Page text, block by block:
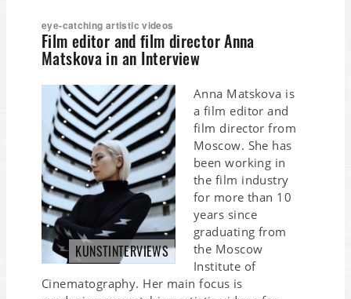
eye-catching artistic videos
Film editor and film director Anna
Matskova in an Interview
KUNSTINTERVIEWS
Anna Matskova is
a film editor and
film director from
Moscow. She has
been working in
the film industry
for more than 10
years since
graduating from
the Moscow
Institute of
Cinematography. Her main focus is